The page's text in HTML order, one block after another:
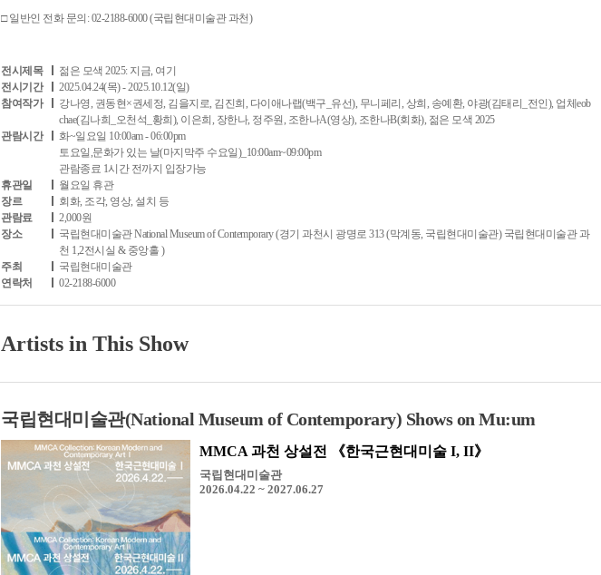
□ 일반인 전화 문의: 02-2188-6000 (국립현대미술관 과천)
전시제목
젊은 모색 2025: 지금, 여기
전시기간
2025.04.24(목) - 2025.10.12(일)
참여작가
강나영, 권동현×권세정, 김을지로, 김진희, 다이애나랩(백구_유선), 무니페리, 상희, 송예환, 야광(김태리_전인), 업체eob
chae(김나희_오천석_황희), 이은희, 장한나, 정주원, 조한나A(영상), 조한나B(회화), 젊은 모색 2025
관람시간
화~일요일 10:00am - 06:00pm
토요일,문화가 있는 날(마지막주 수요일)_10:00am~09:00pm
관람종료 1시간 전까지 입장가능
휴관일
월요일 휴관
장르
회화, 조각, 영상, 설치 등
관람료
2,000원
장소
국립현대미술관 National Museum of Contemporary (경기 과천시 광명로 313 (막계동, 국립현대미술관) 국립현대미술관 과
천 1,2전시실 & 중앙홀 )
주최
국립현대미술관
연락처
02-2188-6000
Artists in This Show
국립현대미술관(National Museum of Contemporary) Shows on Mu:um
MMCA 과천 상설전 《한국근현대미술 I, II》
국립현대미술관
2026.04.22 ~ 2027.06.27